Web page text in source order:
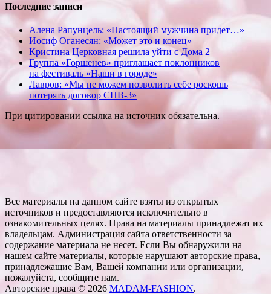
Последние записи
Алена Рапунцель: «Настоящий мужчина придет…»
Иосиф Оганесян: «Может это и конец»
Кристина Церковная решила уйти с Дома 2
Группа «Горшенев» приглашает поклонников
на фестиваль «Наши в городе»
Лавров: «Мы не можем позволить себе роскошь
потерять договор СНВ-3»
При цитировании ссылка на источник обязательна.
Все материалы на данном сайте взяты из открытых
источников и предоставляются исключительно в
ознакомительных целях. Права на материалы принадлежат их
владельцам. Администрация сайта ответственности за
содержание материала не несет. Если Вы обнаружили на
нашем сайте материалы, которые нарушают авторские права,
принадлежащие Вам, Вашей компании или организации,
пожалуйста, сообщите нам.
Авторские права © 2026 MADAM-FASHION.